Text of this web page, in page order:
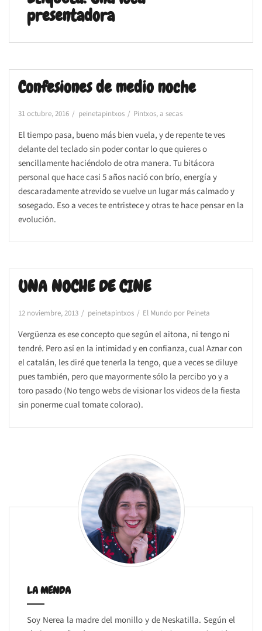
presentadora
Confesiones de medio noche
31 octubre, 2016 peinetapintxos Pintxos, a secas
El tiempo pasa, bueno más bien vuela, y de repente te ves
delante del teclado sin poder contar lo que quieres o
sencillamente haciéndolo de otra manera. Tu bitácora
personal que hace casi 5 años nació con brío, energía y
descaradamente atrevido se vuelve un lugar más calmado y
sosegado. Eso a veces te entristece y otras te hace pensar en la
evolución.
UNA NOCHE DE CINE
12 noviembre, 2013 peinetapintxos El Mundo por Peineta
Vergüenza es ese concepto que según el aitona, ni tengo ni
tendré. Pero así en la intimidad y en confianza, cual Aznar con
el catalán, les diré que tenerla la tengo, que a veces se diluye
pues también, pero que mayormente sólo la percibo yo y a
toro pasado (No tengo webs de visionar los videos de la fiesta
sin ponerme cual tomate colorao).
LA MENDA
Soy Nerea la madre del monillo y de Neskatilla. Según el